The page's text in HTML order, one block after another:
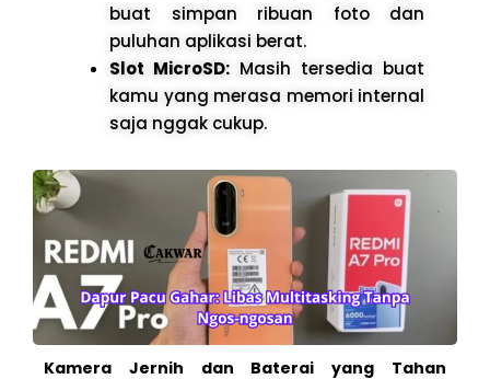
buat simpan ribuan foto dan
puluhan aplikasi berat.
Slot MicroSD: Masih tersedia buat
kamu yang merasa memori internal
saja nggak cukup.
Kamera Jernih dan Baterai yang Tahan